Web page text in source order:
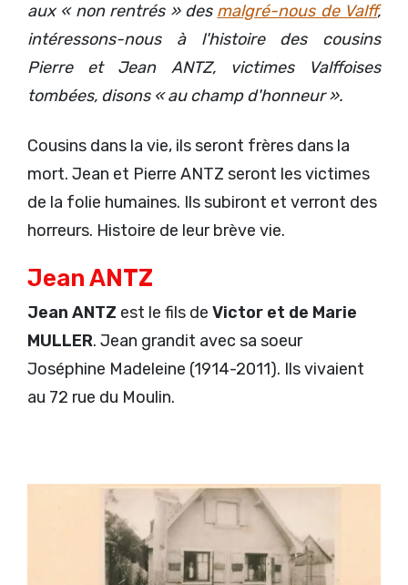
aux « non rentrés » des malgré-nous de Valff,
intéressons-nous à l'histoire des cousins
Pierre et Jean ANTZ, victimes Valffoises
tombées, disons « au champ d'honneur ».
Cousins dans la vie, ils seront frères dans la
mort. Jean et Pierre ANTZ seront les victimes
de la folie humaines. Ils subiront et verront des
horreurs. Histoire de leur brève vie.
Jean ANTZ
Jean ANTZ est le fils de Victor et de Marie
MULLER. Jean grandit avec sa soeur
Joséphine Madeleine (1914-2011). Ils vivaient
au 72 rue du Moulin.